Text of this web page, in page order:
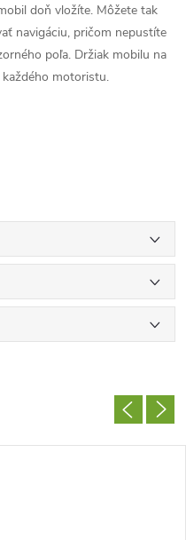
doň vložíte. Môžete tak
navigáciu, pričom nepustíte
poľa. Držiak mobilu na
motoristu.